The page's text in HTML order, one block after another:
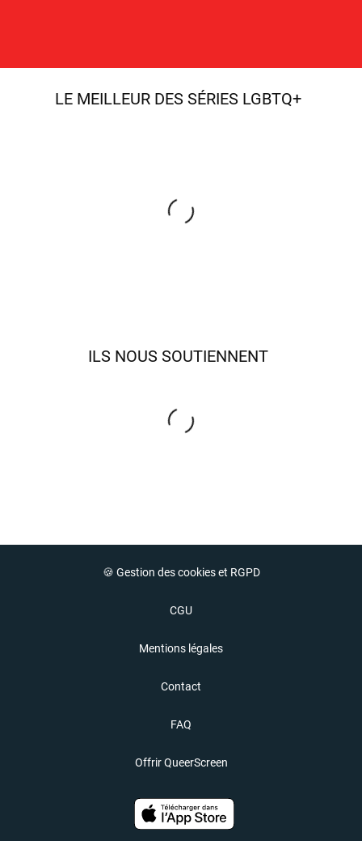
LE MEILLEUR DES SÉRIES LGBTQ+
ILS NOUS SOUTIENNENT
🍪 Gestion des cookies et RGPD
CGU
Mentions légales
Contact
FAQ
Offrir QueerScreen